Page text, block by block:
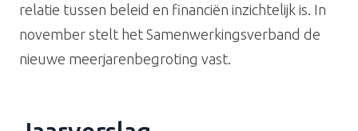
relatie tussen beleid en financiën inzichtelijk is. In
november stelt het Samenwerkingsverband de
nieuwe meerjarenbegroting vast.